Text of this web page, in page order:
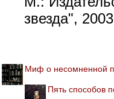
звезда",
Миф о несомненной
Пять способов